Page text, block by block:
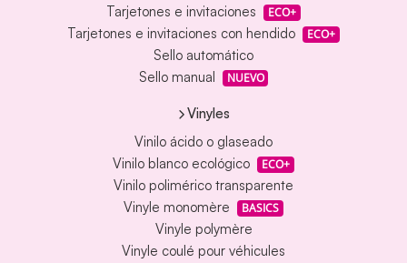
Tarjetones e invitaciones
ECO+
Tarjetones e invitaciones con hendido ECO+
Sello automático
Sello manual
NUEVO
Vinyles
Vinilo ácido o glaseado
Vinilo blanco ecológico
ECO+
Vinilo polimérico transparente
Vinyle monomère
BASICS
Vinyle polymère
Vinyle coulé pour véhicules